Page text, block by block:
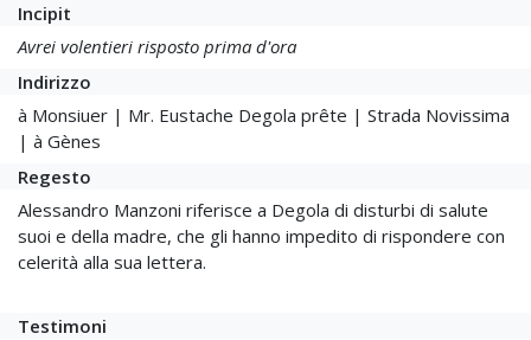
Incipit
Avrei volentieri risposto prima d'ora
Indirizzo
à Monsiuer | Mr. Eustache Degola prête | Strada Novissima
| à Gènes
Regesto
Alessandro Manzoni riferisce a Degola di disturbi di salute
suoi e della madre, che gli hanno impedito di rispondere con
celerità alla sua lettera.
Testimoni